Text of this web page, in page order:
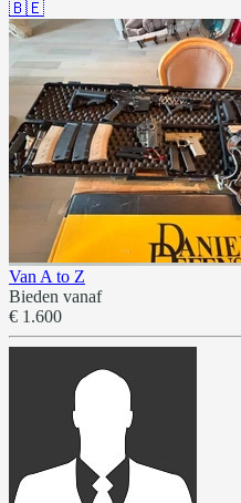
🇧🇪
Van A to Z
Bieden vanaf
€ 1.600